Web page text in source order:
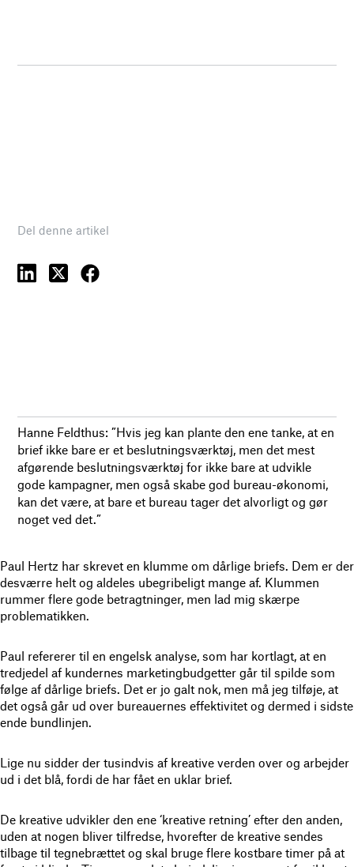
Del denne artikel
Hanne Feldthus: ”Hvis jeg kan plante den ene tanke, at en
brief ikke bare er et beslutningsværktøj, men det mest
afgørende beslutningsværktøj for ikke bare at udvikle
gode kampagner, men også skabe god bureau-økonomi,
kan det være, at bare et bureau tager det alvorligt og gør
noget ved det.”
Paul Hertz har skrevet en klumme om dårlige briefs. Dem er der
desværre helt og aldeles ubegribeligt mange af. Klummen
rummer flere gode betragtninger, men lad mig skærpe
problematikken.
Paul refererer til en engelsk analyse, som har kortlagt, at en
tredjedel af kundernes marketingbudgetter går til spilde som
følge af dårlige briefs. Det er jo galt nok, men må jeg tilføje, at
det også går ud over bureauernes effektivitet og dermed i sidste
ende bundlinjen.
Lige nu sidder der tusindvis af kreative verden over og arbejder
ud i det blå, fordi de har fået en uklar brief.
De kreative udvikler den ene ‘kreative retning’ efter den anden,
uden at nogen bliver tilfredse, hvorefter de kreative sendes
tilbage til tegnebrættet og skal bruge flere kostbare timer på at